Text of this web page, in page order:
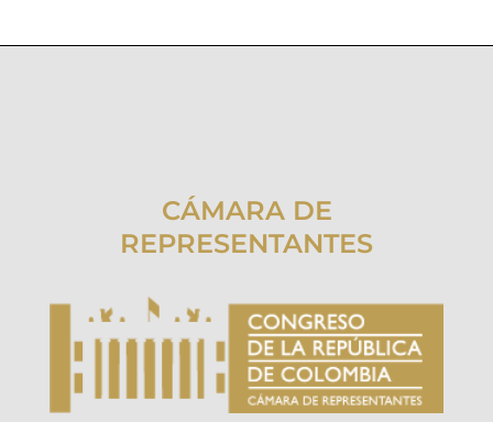
CÁMARA DE
REPRESENTANTES